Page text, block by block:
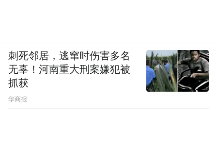
刺死邻居，逃窜时伤害多名
无辜！河南重大刑案嫌犯被
抓获
华商报